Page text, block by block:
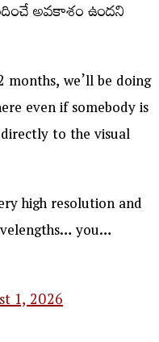
అవకాశం ఉందని
we’ll be doing
even if somebody is
to the visual
high resolution and
you…
1, 2026